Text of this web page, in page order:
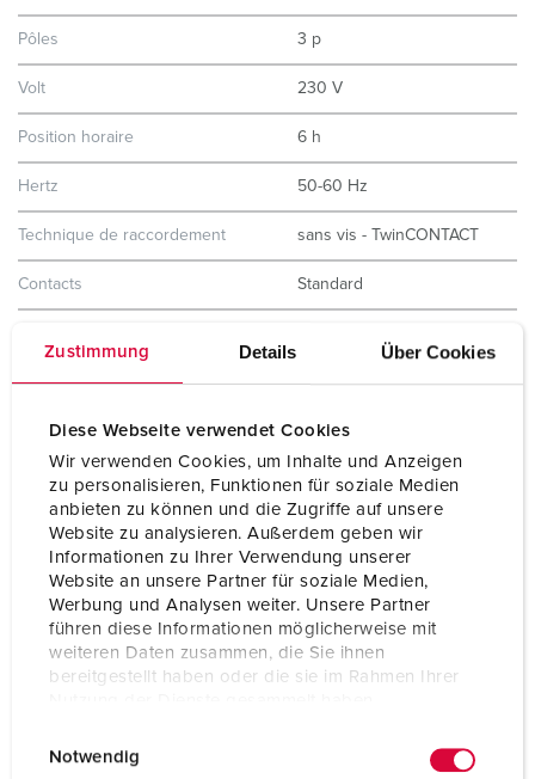
Zustimmung Details Über Cookies
Diese Webseite verwendet Cookies
Wir verwenden Cookies, um Inhalte und Anzeigen
zu personalisieren, Funktionen für soziale Medien
anbieten zu können und die Zugriffe auf unsere
Website zu analysieren. Außerdem geben wir
Informationen zu Ihrer Verwendung unserer
Website an unsere Partner für soziale Medien,
Werbung und Analysen weiter. Unsere Partner
führen diese Informationen möglicherweise mit
weiteren Daten zusammen, die Sie ihnen
bereitgestellt haben oder die sie im Rahmen Ihrer
Notwendig
Pôles 3 p
Volt 230 V
Position horaire 6 h
Hertz 50-60 Hz
Technique de raccordement sans vis - TwinCONTACT
Contacts Standard
Plastron 75x75 mm
Trous de fixation 60x60 mm
Poids 141 g
Certification de conformité
VDE
EAC
CQC
CB Zertifikat